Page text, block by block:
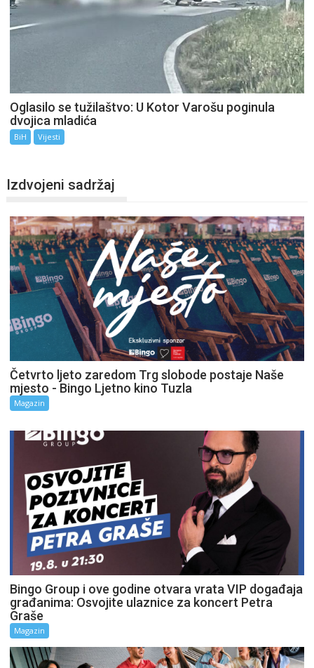
Oglasilo se tužilaštvo: U Kotor Varošu poginula
dvojica mladića
BiH Vijesti
Izdvojeni sadržaj
Četvrto ljeto zaredom Trg slobode postaje Naše
mjesto - Bingo Ljetno kino Tuzla
Magazin
Bingo Group i ove godine otvara vrata VIP događaja
građanima: Osvojite ulaznice za koncert Petra
Graše
Magazin